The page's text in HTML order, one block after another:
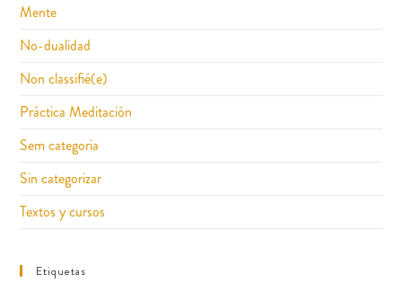
Mente
No-dualidad
Non classifié(e)
Práctica Meditación
Sem categoria
Sin categorizar
Textos y cursos
Etiquetas